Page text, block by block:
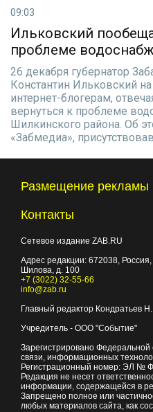
09:03
Ильковский
проблеме
26 декабря губернатор
Константин Ильковский
интернет-блогерам,
вернуться к проблеме
Шилкинского района. Об
«Забмедиа»,
Размещение рекламы
Контакты
Сетевое издание ZAB.RU
Адрес редакции: 672038,
Шилова, д. 100
+7 (3022) 32-55-66
info@zab.ru
Главный редактор Кондратьев
Учредитель - ООО "Событие"
Зарегистрировано
связи, информационных
Регистрационный номер: ЭЛ №
Редакция не несет
информации, содержащейся в
Запрещено полное или
любых материалов сайта, как